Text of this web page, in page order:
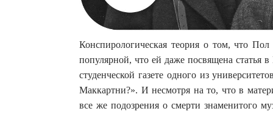
Конспирологическая теория о том, что
популярной, что ей даже посвящена статья
студенческой газете одного из
Маккартни?». И несмотря на то, что в
все же подозрения о смерти знаменитого